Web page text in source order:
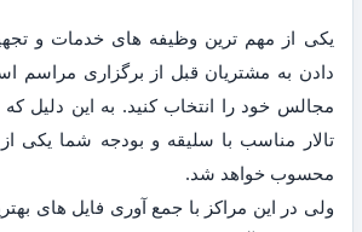
یکی از مهم ترین وظیفه های خدمات و
دادن به مشتریان قبل از برگزاری مراسم
مجالس خود را انتخاب کنید. به این دلیل که
تالار مناسب با سلیقه و بودجه شما یکی
محسوب خواهد شد.
ولی در این مراکز با جمع آوری فایل های